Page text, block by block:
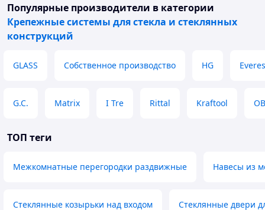
Популярные производители в категории
Крепежные системы для стекла и стеклянных
конструкций
GLASS Собственное производство HG
G.C. Matrix I Tre Rittal Kraftool
ТОП теги
Межкомнатные перегородки раздвижные Навесы из
Стеклянные козырьки над входом Стеклянные двери